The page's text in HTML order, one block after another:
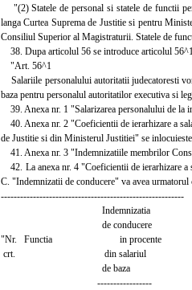
"(2) Statele de personal si statele de functii
langa Curtea Suprema de Justitie si pentru
Consiliul Superior al Magistraturii. Statele de
38. Dupa articolul 56 se introduce articolul
"Art. 56^1
Salariile personalului autoritatii judecatoresti
baza pentru personalul autoritatilor executiva si
39. Anexa nr. 1 "Salarizarea personalului de la
40. Anexa nr. 2 "Coeficientii de ierarhizare a
de Justitie si din Ministerul Justitiei" se
41. Anexa nr. 3 "Indemnizatiile membrilor
42. La anexa nr. 4 "Coeficientii de ierarhizare a
C. "Indemnizatii de conducere" va avea urmatorul
---------------------------------------------------------
Indemnizatia
de conducere
"Nr. Functia in procente
crt. din salariul
de baza
-----------------